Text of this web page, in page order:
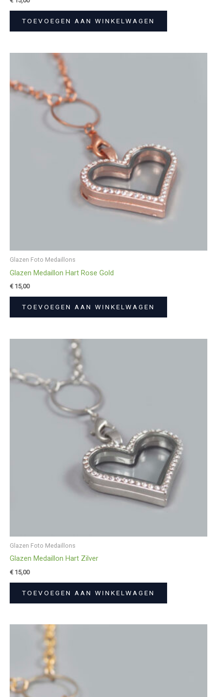
TOEVOEGEN AAN WINKELWAGEN
Glazen Foto Medaillons
Glazen Medaillon Hart Rose Gold
€15,00
TOEVOEGEN AAN WINKELWAGEN
Glazen Foto Medaillons
Glazen Medaillon Hart Zilver
€15,00
TOEVOEGEN AAN WINKELWAGEN